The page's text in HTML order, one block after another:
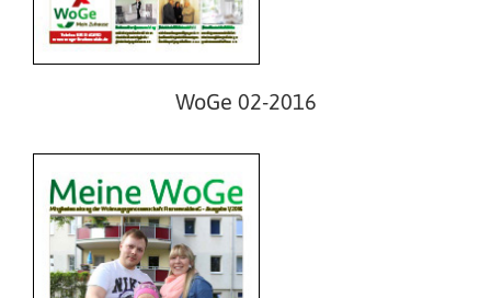
WoGe 02-2016
WoGe 01-2016